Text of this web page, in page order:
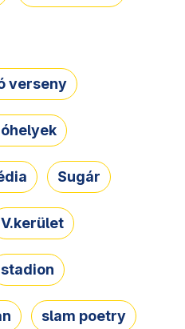
verseny
Sugár
V.kerület
stadion
slam poetry